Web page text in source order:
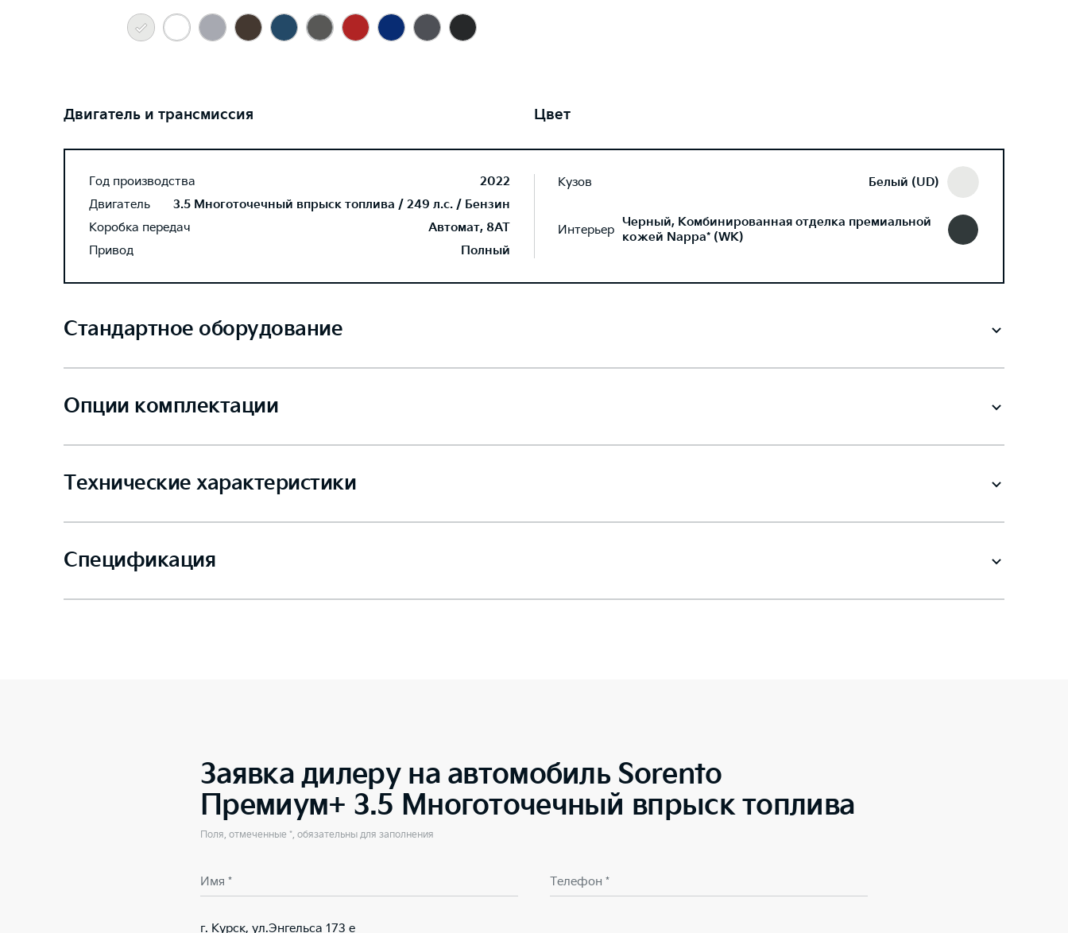
Двигатель и трансмиссия
Год производства
2022
Двигатель
3.5 Многоточечный впрыск топлива / 249 л.с. / Бензин
Коробка передач
Автомат, 8AT
Привод
Полный
Цвет
Кузов Белый (UD)
Интерьер Черный, Комбинированная отделка премиальной
кожей Nappa* (WK)
Стандартное оборудование
Опции комплектации
Технические характеристики
Спецификация
Заявка дилеру на автомобиль Sorento
Премиум+ 3.5 Многоточечный впрыск топлива
Поля, отмеченные *, обязательны для заполнения
Имя * Телефон *
г. Курск, ул.Энгельса 173 е